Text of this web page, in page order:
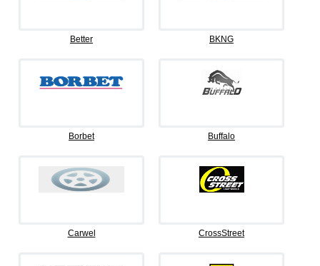
Better BKNG
Borbet Buffalo
Carwel CrossStreet